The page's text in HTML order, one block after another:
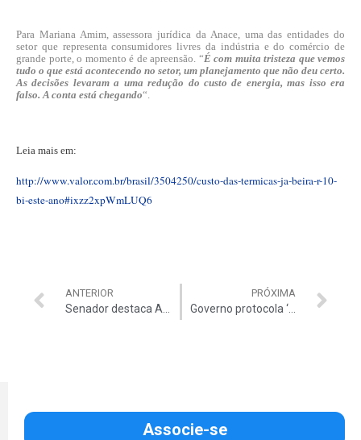
Para Mariana Amim, assessora jurídica da Anace, uma das entidades do
setor que representa consumidores livres da indústria e do comércio de
grande porte, o momento é de apreensão. “É com muita tristeza que vemos
tudo o que está acontecendo no setor, um planejamento que não deu certo.
As decisões levaram a uma redução do custo de energia, mas isso era
falso. A conta está chegando“.
Leia mais em:
http://www.valor.com.br/brasil/3504250/custo-das-termicas-ja-beira-r-10-
bi-este-ano#ixzz2xpWmLUQ6
ANTERIOR PRÓXIMA
Governo protocola ‘CPMI do fim do mundo’
Associe-se